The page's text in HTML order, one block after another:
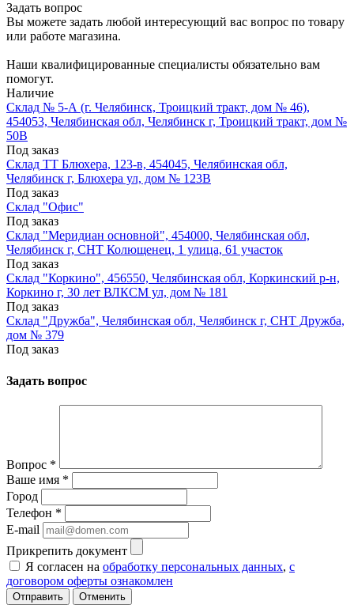
Задать вопрос
Вы можете задать любой интересующий вас вопрос по товару
или работе магазина.
Наши квалифицированные специалисты обязательно вам
помогут.
Наличие
Склад № 5-А (г. Челябинск, Троицкий тракт, дом № 46),
454053, Челябинская обл, Челябинск г, Троицкий тракт, дом №
50В
Под заказ
Склад ТТ Блюхера, 123-в, 454045, Челябинская обл,
Челябинск г, Блюхера ул, дом № 123В
Под заказ
Склад "Офис"
Под заказ
Склад "Меридиан основной", 454000, Челябинская обл,
Челябинск г, СНТ Колющенец, 1 улица, 61 участок
Под заказ
Склад "Коркино", 456550, Челябинская обл, Коркинский р-н,
Коркино г, 30 лет ВЛКСМ ул, дом № 181
Под заказ
Склад "Дружба", Челябинская обл, Челябинск г, СНТ Дружба,
дом № 379
Под заказ
Задать вопрос
Вопрос *
Ваше имя *
Город
Телефон *
E-mail
Прикрепить документ
Я согласен на обработку персональных данных, с
договором оферты ознакомлен
Отменить